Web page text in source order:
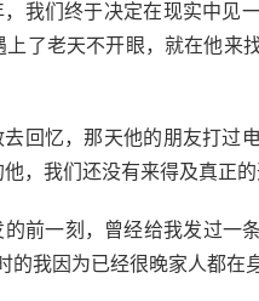
我们终于决定在现实中见
上了老天不开眼，就在他来
回忆，那天他的朋友打过
，我们还没有来得及真正的
前一刻，曾经给我发过一
的我因为已经很晚家人都在